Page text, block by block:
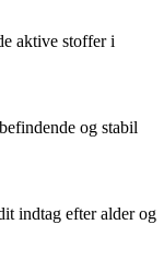
aktive stoffer i
og stabil
indtag efter alder og